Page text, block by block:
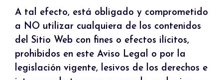
A tal efecto, está obligado y comprometido
a NO utilizar cualquiera de los contenidos
del Sitio Web con fines o efectos ilícitos,
prohibidos en este Aviso Legal o por la
legislación vigente, lesivos de los derechos e